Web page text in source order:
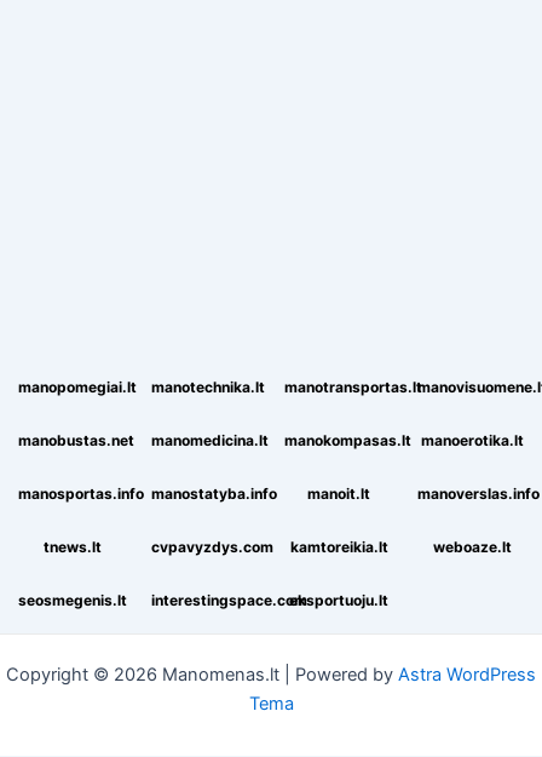
manopomegiai.lt manotechnika.lt manotransportas.lt
manobustas.net manomedicina.lt manokompasas.lt manoerotika.lt
manosportas.info manostatyba.info manoit.lt manoverslas.info
tnews.lt cvpavyzdys.com kamtoreikia.lt weboaze.lt
seosmegenis.lt interestingspace.comeksportuoju.lt
Copyright © 2026 Manomenas.lt | Powered by Astra WordPress
Tema